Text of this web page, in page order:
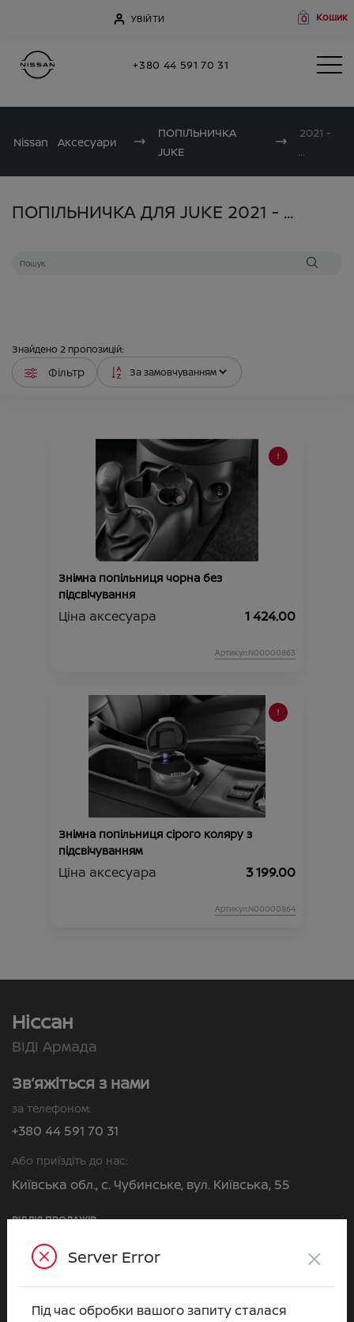
УВІЙТИ 0 Кошик
+380 44 591 70 31
Nissan Аксесуари
ПОПІЛЬНИЧКА
JUKE
2021 -
...
ПОПІЛЬНИЧКА ДЛЯ JUKE 2021 - ...
Знайдено 2 пропозицій:
Фільтр
Знімна попільниця чорна без
підсвічування
Ціна аксесуара 1 424.00
Артикул:N00000863
Знімна попільниця сірого коляру з
підсвічуванням
Ціна аксесуара 3 199.00
Артикул:N00000864
Ніссан
ВІДІ Армада
Зв’яжіться з нами
за телефоном:
+380 44 591 70 31
Або приїздіть до нас:
Київська обл., с. Чубинське, вул. Київська, 55
ВІДДІЛ ПРОДАЖІВ
Пн–Сб:
09:00 - 18:00
Нд:
10:00 - 18:00
Server Error ×
Під час обробки вашого запиту сталася